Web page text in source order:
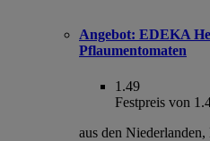
Angebot: EDEKA
Pflaumentomaten
1.49
Festpreis von
aus den